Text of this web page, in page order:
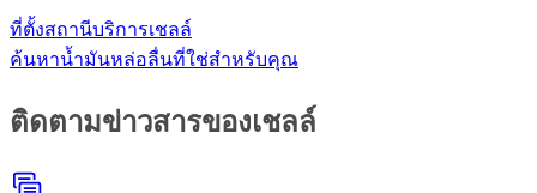
ที่ตั้งสถานีบริการเชลล์
ค้นหาน้ำมันหล่อลื่นที่ใช่สำหรับคุณ
ติดตามข่าวสารของเชลล์